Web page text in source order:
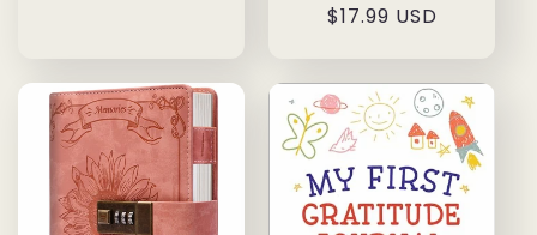
Precio
$17.99 USD